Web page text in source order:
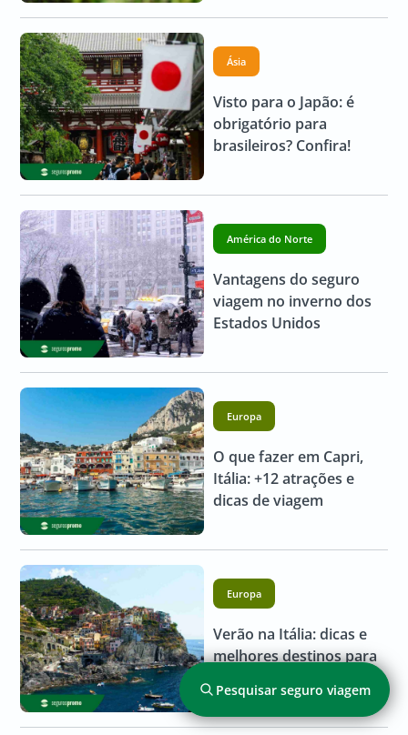
Ásia
Visto para o Japão: é
obrigatório para
brasileiros? Confira!
América do Norte
Vantagens do seguro
viagem no inverno dos
Estados Unidos
Europa
O que fazer em Capri,
Itália: +12 atrações e
dicas de viagem
Europa
Verão na Itália: dicas e
melhores destinos para
Pesquisar seguro viagem